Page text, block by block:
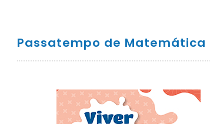
Passatempo de Matemática